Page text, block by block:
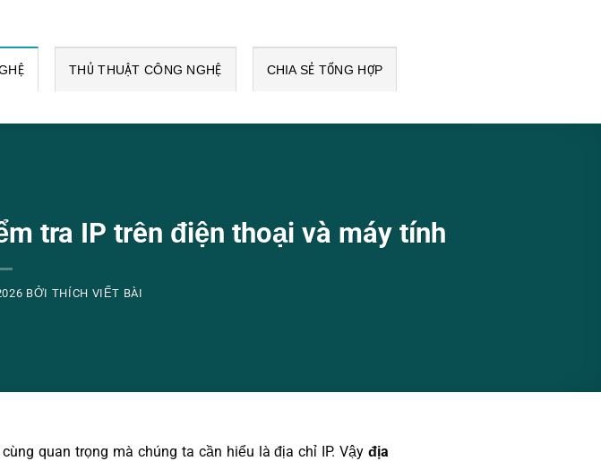
THỦ THUẬT CÔNG NGHỆ CHIA SẺ TỔNG HỢP
tra IP trên điện thoại và máy tính
BỞI THÍCH VIẾT BÀI
quan trọng mà chúng ta cần hiểu là địa chỉ IP. Vậy địa